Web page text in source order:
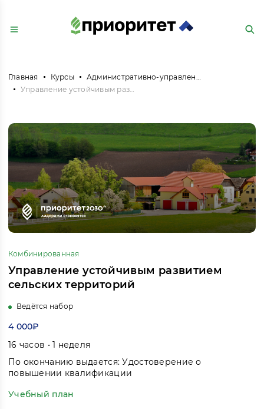
Главная Курсы
Административно-управленческая и офисная деятельность
Управление устойчивым развитием сельских территорий
Комбинированная
Управление устойчивым развитием
сельских территорий
Ведётся набор
4 000₽
16 часов • 1 неделя
По окончанию выдается: Удостоверение о
повышении квалификации
Учебный план